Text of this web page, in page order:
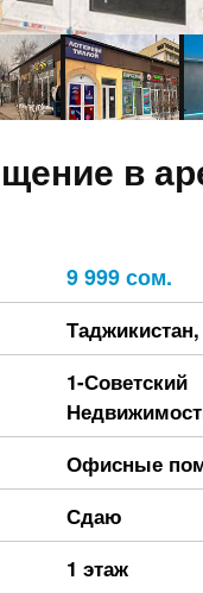
в
9 999 сом.
Таджикистан,
1-Советский
Офисные
Сдаю
1 этаж